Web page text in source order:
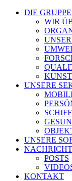
DIE GRUPPE
WIR
UNSERE
UNSERE
POSTS
KONTAKT